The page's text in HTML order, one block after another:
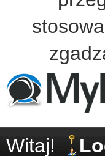
Witaj!